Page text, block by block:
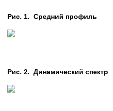
Рис. 1. Средний профиль
Рис. 2. Динамический спектр